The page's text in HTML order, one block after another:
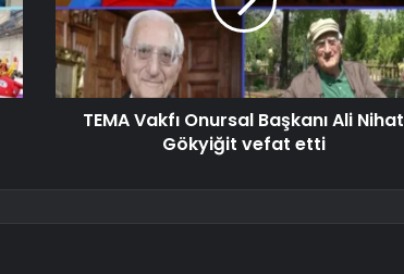
TEMA Vakfı Onursal Başkanı Ali Nihat
Gökyiğit vefat etti